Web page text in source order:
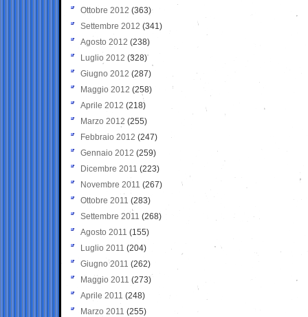
Ottobre 2012 (363)
Settembre 2012 (341)
Agosto 2012 (238)
Luglio 2012 (328)
Giugno 2012 (287)
Maggio 2012 (258)
Aprile 2012 (218)
Marzo 2012 (255)
Febbraio 2012 (247)
Gennaio 2012 (259)
Dicembre 2011 (223)
Novembre 2011 (267)
Ottobre 2011 (283)
Settembre 2011 (268)
Agosto 2011 (155)
Luglio 2011 (204)
Giugno 2011 (262)
Maggio 2011 (273)
Aprile 2011 (248)
Marzo 2011 (255)